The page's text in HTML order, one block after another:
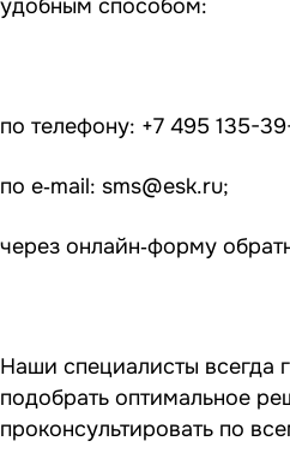
удобным способом:
по телефону: +7 495 135-
по e‑mail: sms@esk.ru;
через онлайн‑форму
Наши специалисты всегда
подобрать оптимальное
проконсультировать по